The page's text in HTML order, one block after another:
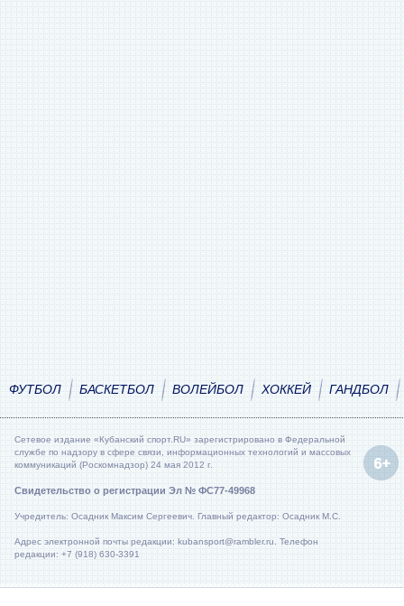
ФУТБОЛ БАСКЕТБОЛ ВОЛЕЙБОЛ ХОККЕЙ ГАНДБОЛ
Сетевое издание «Кубанский спорт.RU» зарегистрировано в Федеральной
службе по надзору в сфере связи, информационных технологий и массовых
коммуникаций (Роскомнадзор) 24 мая 2012 г.
Свидетельство о регистрации Эл № ФС77-49968
Учредитель: Осадник Максим Сергеевич. Главный редактор: Осадник М.С.
Адрес электронной почты редакции: kubansport@rambler.ru. Телефон
редакции: +7 (918) 630-3391